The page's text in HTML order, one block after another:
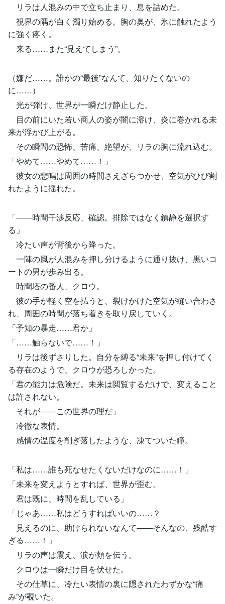
リラは人混みの中で立ち止まり、息を詰めた。
視界の隅が白く濁り始める。胸の奥が、氷に触れたよう
に強く疼く。
来る……また“見えてしまう”。
（嫌だ……。誰かの“最後”なんて、知りたくないの
に……）
光が弾け、世界が一瞬だけ静止した。
目の前にいた若い商人の姿が闇に溶け、炎に巻かれる未
来が浮かび上がる。
その瞬間の恐怖、苦痛、絶望が、リラの胸に流れ込む。
「やめて……やめて……！」
彼女の悲鳴は周囲の時間さえざらつかせ、空気がひび割
れたように揺れた。
「――時間干渉反応、確認。排除ではなく鎮静を選択す
る」
冷たい声が背後から降った。
一陣の風が人混みを押し分けるように通り抜け、黒いコ
ートの男が歩み出る。
時間塔の番人、クロウ。
彼の手が軽く空を払うと、裂けかけた空気が縫い合わさ
れ、周囲の時間が落ち着きを取り戻していく。
「予知の暴走……君か」
「……触らないで……！」
リラは後ずさりした。自分を縛る“未来”を押し付けてく
る存在のようで、クロウが恐ろしかった。
「君の能力は危険だ。未来は閲覧するだけで、変えること
は許されない。
それが――この世界の理だ」
冷徹な表情。
感情の温度を削ぎ落したような、凍てついた瞳。
「私は……誰も死なせたくないだけなのに……！」
「未来を変えようとすれば、世界が歪む。
君は既に、時間を乱している」
「じゃあ……私はどうすればいいの……？
見えるのに、助けられないなんて――そんなの、残酷す
ぎる……！」
リラの声は震え、涙が頬を伝う。
クロウは一瞬だけ目を伏せた。
その仕草に、冷たい表情の裏に隠されたわずかな“痛
み”が覗いた。